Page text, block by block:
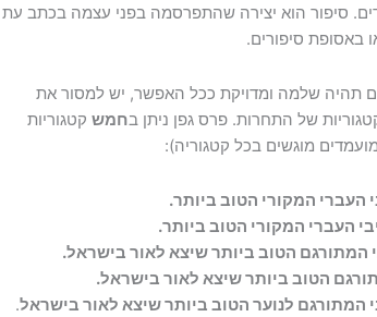
סיפור הוא יצירה שהתפרסמה בפני עצמה בכתב עת
באסופת סיפורים.
תהיה שלמה ומדויקת ככל האפשר, יש למסור את
של התחרות. פרס גפן ניתן בחמש קטגוריות
מוגשים בכל קטגוריה):
העברי המקורי הטוב ביותר.
העברי המקורי הטוב ביותר.
המתורגם הטוב ביותר שיצא לאור בישראל.
הטוב ביותר שיצא לאור בישראל.
המתורגם לנוער הטוב ביותר שיצא לאור בישראל.